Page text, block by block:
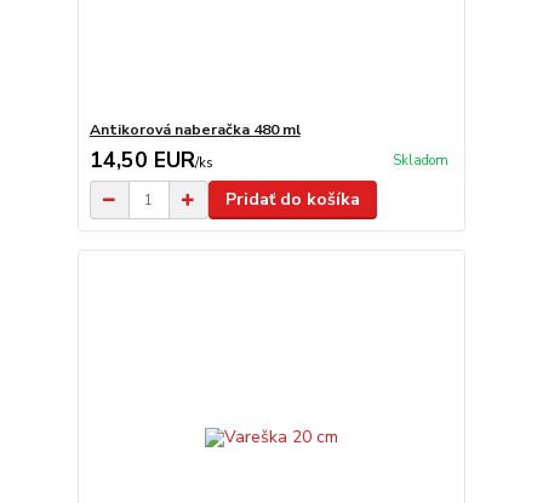
Antikorová naberačka 480 ml
14,50 EUR/ks Skladom
Pridať do košíka